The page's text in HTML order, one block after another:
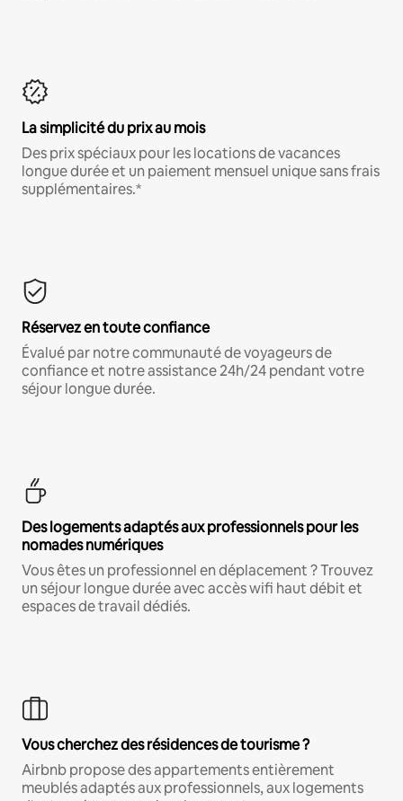
La simplicité du prix au mois
Des prix spéciaux pour les locations de vacances
longue durée et un paiement mensuel unique sans frais
supplémentaires.*
Réservez en toute confiance
Évalué par notre communauté de voyageurs de
confiance et notre assistance 24h/24 pendant votre
séjour longue durée.
Des logements adaptés aux professionnels pour les
nomades numériques
Vous êtes un professionnel en déplacement ? Trouvez
un séjour longue durée avec accès wifi haut débit et
espaces de travail dédiés.
Vous cherchez des résidences de tourisme ?
Airbnb propose des appartements entièrement
meublés adaptés aux professionnels, aux logements